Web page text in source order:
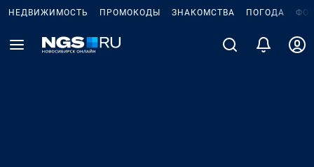
НЕДВИЖИМОСТЬ ПРОМОКОДЫ ЗНАКОМСТВА ПОГОДА